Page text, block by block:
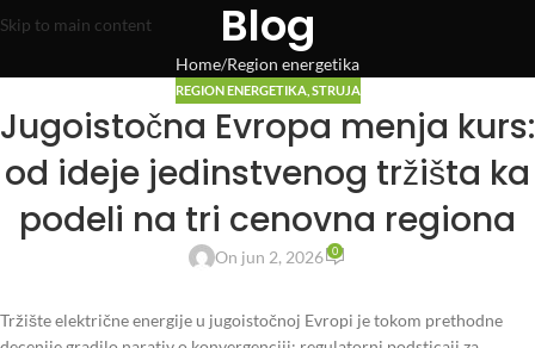
Skip to main content Blog
Home Region energetika
REGION ENERGETIKA, STRUJA
Jugoistočna Evropa menja kurs:
od ideje jedinstvenog tržišta ka
podeli na tri cenovna regiona
On jun 2, 2026 0
Tržište električne energije u jugoistočnoj Evropi je tokom prethodne